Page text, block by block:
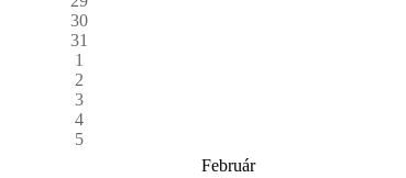
30
31
1
2
3
4
5
Február